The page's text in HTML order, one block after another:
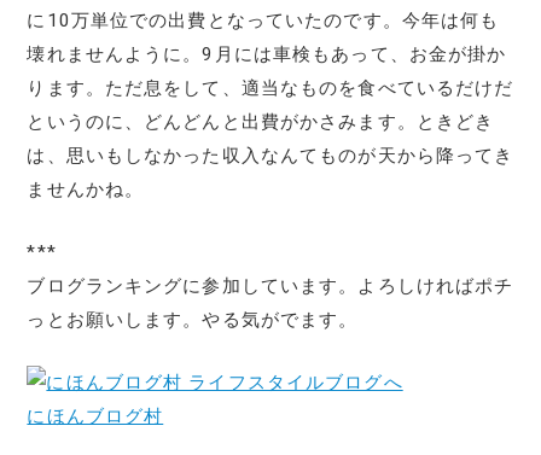
に10万単位での出費となっていたのです。今年は何も
壊れませんように。9月には車検もあって、お金が掛か
ります。ただ息をして、適当なものを食べているだけだ
というのに、どんどんと出費がかさみます。ときどき
は、思いもしなかった収入なんてものが天から降ってき
ませんかね。
***
ブログランキングに参加しています。よろしければポチ
っとお願いします。やる気がでます。
にほんブログ村